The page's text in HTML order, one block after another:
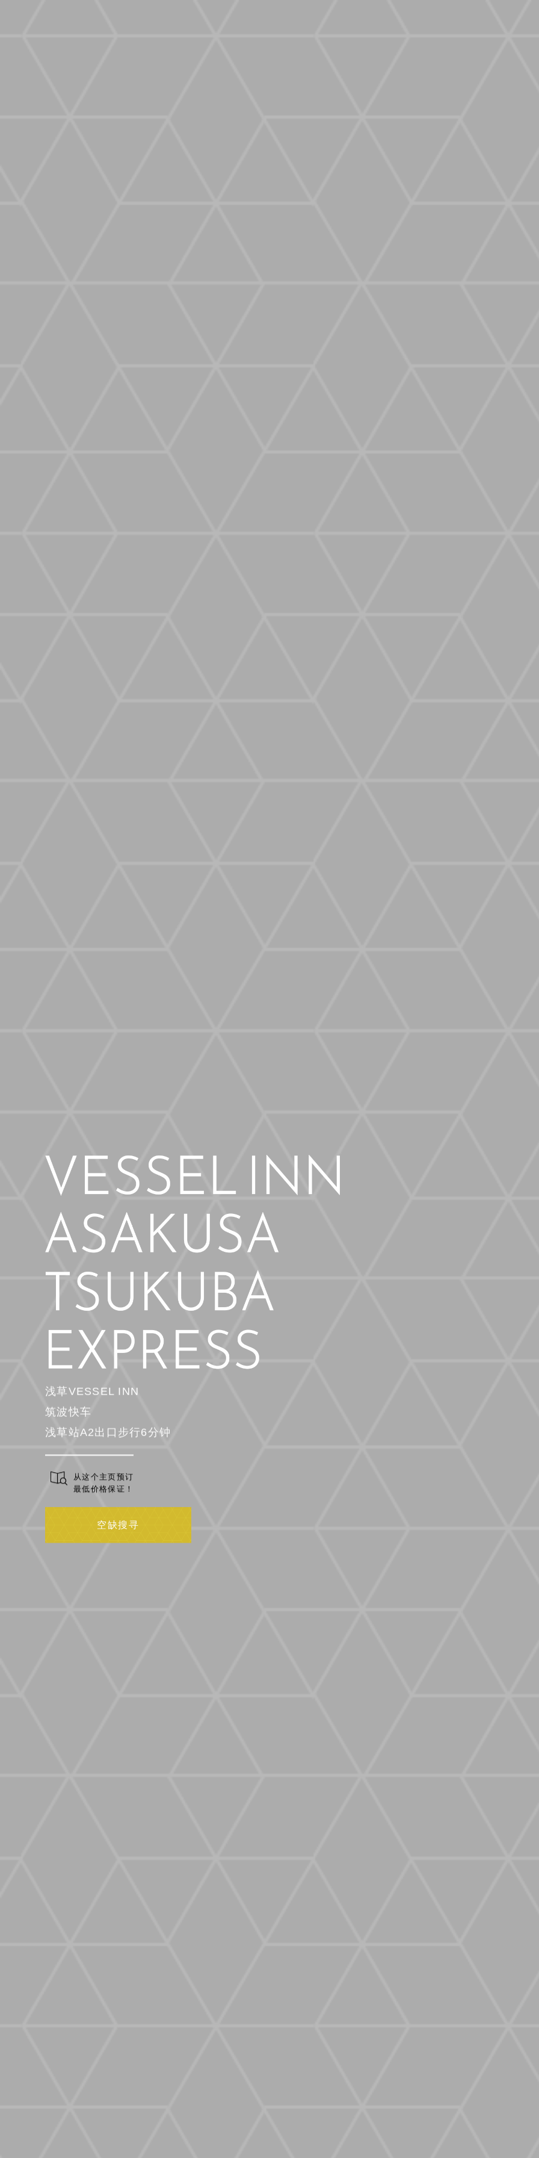
浅草VESSEL INN
筑波快车
浅草站A2出口步行6分钟
从这个主页预订
最低价格保证！
空缺搜寻